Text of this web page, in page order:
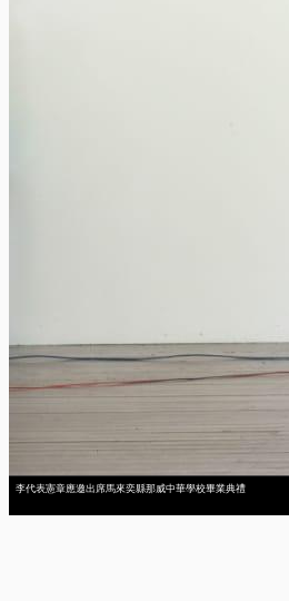
李代表憲章應邀出席馬來奕縣那威中華學校畢業典禮